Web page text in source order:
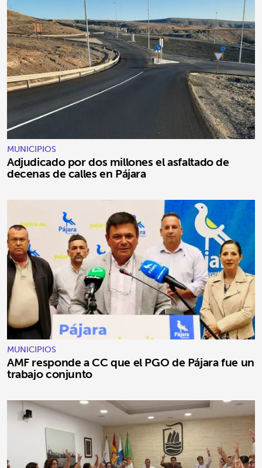
MUNICIPIOS
Adjudicado por dos millones el asfaltado de
decenas de calles en Pájara
MUNICIPIOS
AMF responde a CC que el PGO de Pájara fue un
trabajo conjunto